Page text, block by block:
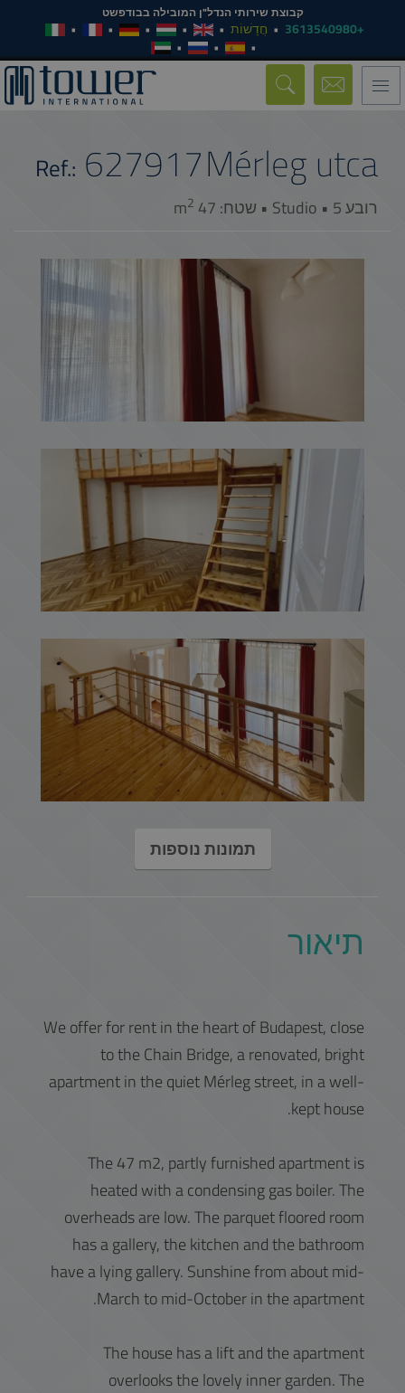
קבוצת שירותי הנדל"ן המובילה בבודפשט
+3613540980 חֲדָשׁוֹת
Toggle
navigation
Mérleg utca
Ref.: 627917
רובע 5 • Studio • שטח: 47 m 2
תמונות נוספות
תיאור
We offer for rent in the heart of Budapest, close
to the Chain Bridge, a renovated, bright
apartment in the quiet Mérleg street, in a well-
kept house.
The 47 m2, partly furnished apartment is
heated with a condensing gas boiler. The
overheads are low. The parquet floored room
has a gallery, the kitchen and the bathroom
have a lying gallery. Sunshine from about mid-
March to mid-October in the apartment.
The house has a lift and the apartment
overlooks the lovely inner garden. The